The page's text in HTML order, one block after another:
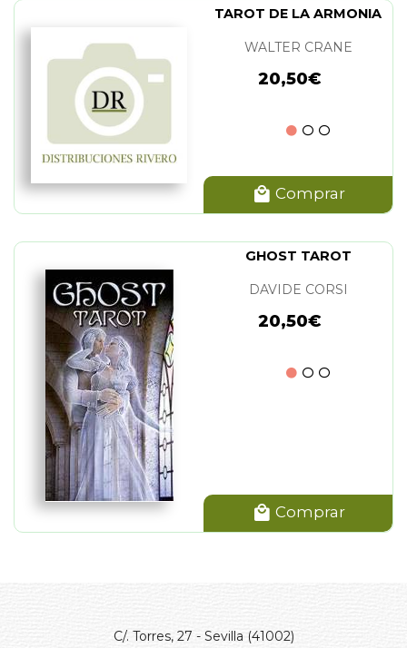
TAROT DE LA ARMONIA
WALTER CRANE
20,50€
Comprar
GHOST TAROT
DAVIDE CORSI
20,50€
Comprar
C/. Torres, 27 - Sevilla (41002)